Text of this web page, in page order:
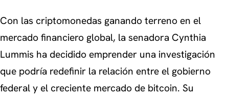
Con las criptomonedas ganando terreno en el
mercado financiero global, la senadora Cynthia
Lummis ha decidido emprender una investigación
que podría redefinir la relación entre el gobierno
federal y el creciente mercado de bitcoin. Su